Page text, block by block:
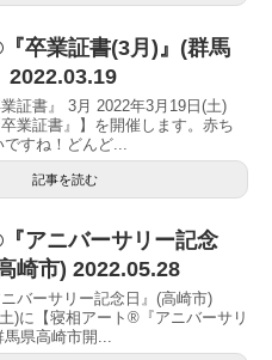
卒業証書(3月)』(群馬
2022.03.19
証書』 3月 2022年3月19日(土)
業証書』】を開催します。赤ち
ですね！どんど...
記事を読む
アニバーサリー記念
崎市) 2022.05.28
バーサリー記念日』(高崎市)
)に【寝相アート®︎『アニバーサリ
馬県高崎市開...